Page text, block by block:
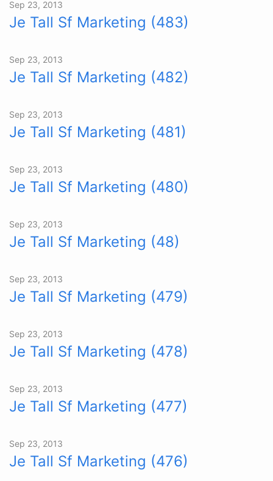
Sep 23, 2013
Je Tall Sf Marketing (483)
Sep 23, 2013
Je Tall Sf Marketing (482)
Sep 23, 2013
Je Tall Sf Marketing (481)
Sep 23, 2013
Je Tall Sf Marketing (480)
Sep 23, 2013
Je Tall Sf Marketing (48)
Sep 23, 2013
Je Tall Sf Marketing (479)
Sep 23, 2013
Je Tall Sf Marketing (478)
Sep 23, 2013
Je Tall Sf Marketing (477)
Sep 23, 2013
Je Tall Sf Marketing (476)